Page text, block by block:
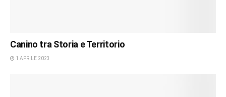
Canino tra Storia e Territorio
1 APRILE 2023